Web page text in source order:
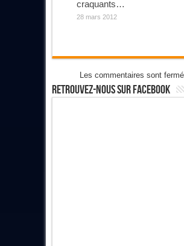
craquants…
28 mars 2012
Les commentaires sont
Retrouvez-Nous Sur Facebook